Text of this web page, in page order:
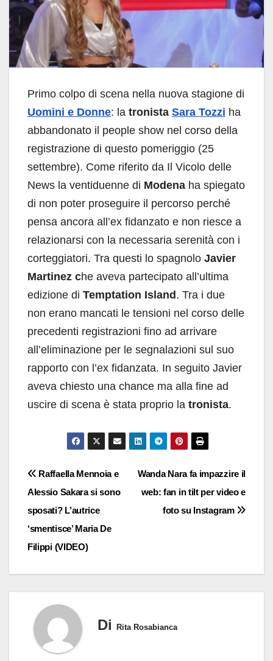
Primo colpo di scena nella nuova stagione di
Uomini e Donne: la tronista Sara Tozzi ha
abbandonato il people show nel corso della
registrazione di questo pomeriggio (25
settembre). Come riferito da Il Vicolo delle
News la ventiduenne di Modena ha spiegato
di non poter proseguire il percorso perché
pensa ancora all’ex fidanzato e non riesce a
relazionarsi con la necessaria serenità con i
corteggiatori. Tra questi lo spagnolo Javier
Martinez che aveva partecipato all’ultima
edizione di Temptation Island . Tra i due
non erano mancati le tensioni nel corso delle
precedenti registrazioni fino ad arrivare
all’eliminazione per le segnalazioni sul suo
rapporto con l’ex fidanzata. In seguito Javier
aveva chiesto una chance ma alla fine ad
uscire di scena è stata proprio la tronista.
Navigazione
articoli
Wanda Nara fa impazzire il
web: fan in tilt per video e
foto su Instagram
Raffaella Mennoia e
Alessio Sakara si sono
sposati? L’autrice
‘smentisce’ Maria De
Filippi (VIDEO)
Di Rita Rosabianca